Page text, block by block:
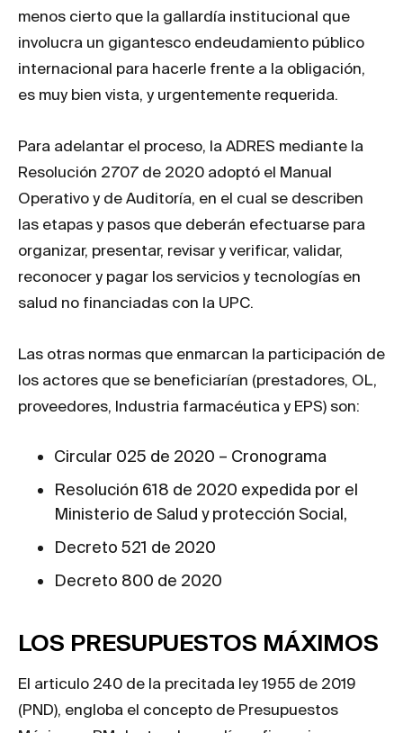
menos cierto que la gallardía institucional que
involucra un gigantesco endeudamiento público
internacional para hacerle frente a la obligación,
es muy bien vista, y urgentemente requerida.
Para adelantar el proceso, la ADRES mediante la
Resolución 2707 de 2020 adoptó el Manual
Operativo y de Auditoría, en el cual se describen
las etapas y pasos que deberán efectuarse para
organizar, presentar, revisar y verificar, validar,
reconocer y pagar los servicios y tecnologías en
salud no financiadas con la UPC.
Las otras normas que enmarcan la participación de
los actores que se beneficiarían (prestadores, OL,
proveedores, Industria farmacéutica y EPS) son:
Circular 025 de 2020 – Cronograma
Resolución 618 de 2020 expedida por el
Ministerio de Salud y protección Social,
Decreto 521 de 2020
Decreto 800 de 2020
LOS PRESUPUESTOS MÁXIMOS
El articulo 240 de la precitada ley 1955 de 2019
(PND), engloba el concepto de Presupuestos